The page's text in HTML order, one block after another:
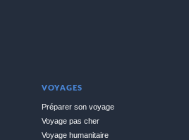
VOYAGES
Préparer son voyage
Voyage pas cher
Voyage humanitaire